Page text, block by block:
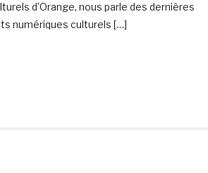
d’Orange, nous parle des dernières
numériques culturels […]